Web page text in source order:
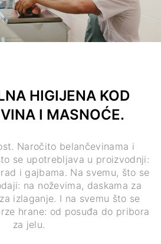
HIGIJENA KOD
I MASNOĆE.
Naročito belančevinama i
se upotrebljava u proizvodnji:
i gajbama. Na svemu, što se
na noževima, daskama za
izlaganje. I na svemu što se
hrane: od posuđa do pribora
za jelu.